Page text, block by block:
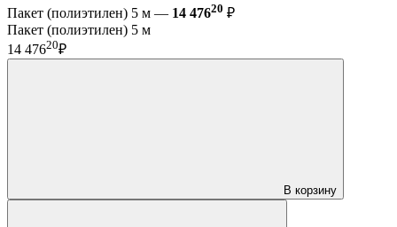
Пакет (полиэтилен) 5 м — 14 47620 ₽
Пакет (полиэтилен) 5 м
14 47620₽
В корзину